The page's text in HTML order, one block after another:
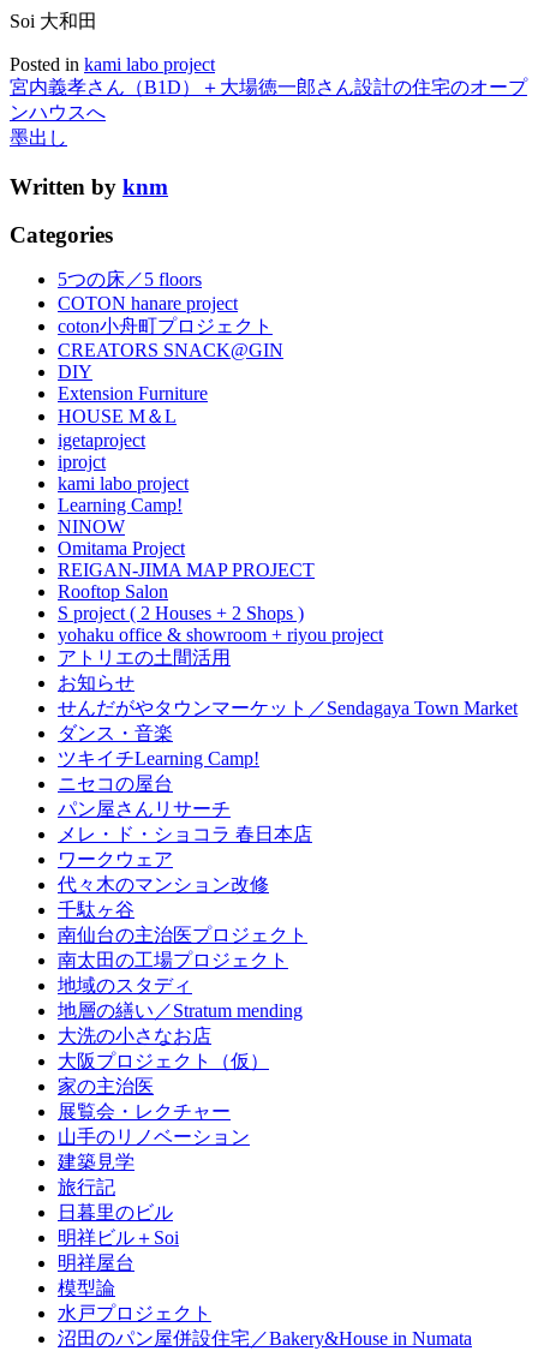
Soi 大和田
Posted in kami labo project
宮内義孝さん（B1D）＋大場徳一郎さん設計の住宅のオープ
ンハウスへ
墨出し
Written by knm
Categories
5つの床／5 floors
COTON hanare project
coton小舟町プロジェクト
CREATORS SNACK@GIN
DIY
Extension Furniture
HOUSE M＆L
igetaproject
iprojct
kami labo project
Learning Camp!
NINOW
Omitama Project
REIGAN-JIMA MAP PROJECT
Rooftop Salon
S project ( 2 Houses + 2 Shops )
yohaku office & showroom + riyou project
アトリエの土間活用
お知らせ
せんだがやタウンマーケット／Sendagaya Town Market
ダンス・音楽
ツキイチLearning Camp!
ニセコの屋台
パン屋さんリサーチ
メレ・ド・ショコラ 春日本店
ワークウェア
代々木のマンション改修
千駄ヶ谷
南仙台の主治医プロジェクト
南太田の工場プロジェクト
地域のスタディ
地層の繕い／Stratum mending
大洗の小さなお店
大阪プロジェクト（仮）
家の主治医
展覧会・レクチャー
山手のリノベーション
建築見学
旅行記
日暮里のビル
明祥ビル＋Soi
明祥屋台
模型論
水戸プロジェクト
沼田のパン屋併設住宅／Bakery&House in Numata